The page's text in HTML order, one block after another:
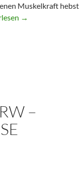
Muskelkraft hebst
→
–